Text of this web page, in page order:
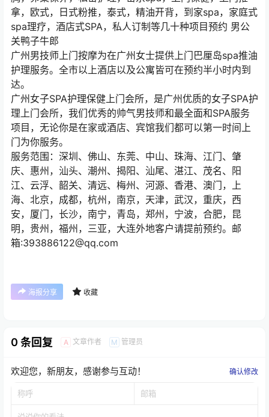
拿，欧式，日式粉推，泰式，精油开背，到家spa，家庭式
spa理疗，酒店式SPA，私人订制等几十种项目预约 男公
关鸭子牛郎
广州男技师上门按摩为在广州女士提供上门巴厘岛spa推油
护理服务。全市以上酒店以及公寓皆可在预约半小时内到
达。
广州女子SPA护理保健上门会所，是广州优质的女子SPA护
理上门会所，我们优秀的帅气男技师和最全面和SPA服务
项目，无论你是在家或酒店、宾馆我们都可以第一时间上
门为你服务。
服务范围：深圳、佛山、东莞、中山、珠海、江门、肇
庆、惠州，汕头、潮州、揭阳、汕尾、湛江、茂名、阳
江、云浮、韶关、清远、梅州、河源、香港、澳门，上
海、北京，成都，杭州，南京，天津，武汉，重庆，西
安，厦门，长沙，南宁，青岛，郑州，宁波，合肥，昆
明，贵州，福州，三亚，大连外地客户请提前预约。邮
箱:393886122@qq.com
海报分享 收藏
0 条回复 A 文章作者 M 管理员
欢迎您，新朋友，感谢参与互动！ 确认修改